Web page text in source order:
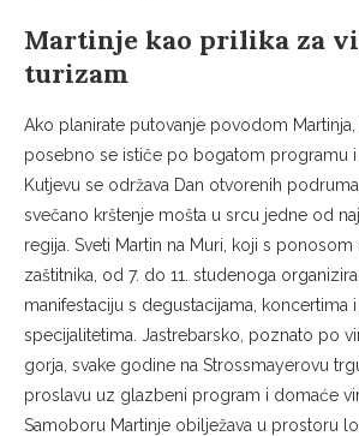
Martinje kao prilika za
turizam
Ako planirate putovanje povodom
posebno se ističe po bogatom programu i
Kutjevu se održava Dan otvorenih
svečano krštenje mošta u srcu jedne od
regija. Sveti Martin na Muri, koji s
zaštitnika, od 7. do 11. studenoga
manifestaciju s degustacijama, koncertima
specijalitetima. Jastrebarsko, poznato po
gorja, svake godine na Strossmayerovu
proslavu uz glazbeni program i domaće
Samoboru Martinje obilježava u prostoru